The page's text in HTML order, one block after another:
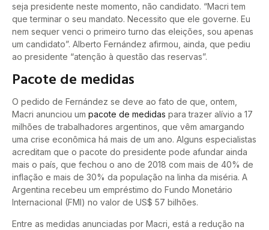
seja presidente neste momento, não candidato. “Macri tem
que terminar o seu mandato. Necessito que ele governe. Eu
nem sequer venci o primeiro turno das eleições, sou apenas
um candidato”. Alberto Fernández afirmou, ainda, que pediu
ao presidente “atenção à questão das reservas”.
Pacote de medidas
O pedido de Fernández se deve ao fato de que, ontem,
Macri anunciou um pacote de medidas para trazer alívio a 17
milhões de trabalhadores argentinos, que vêm amargando
uma crise econômica há mais de um ano. Alguns especialistas
acreditam que o pacote do presidente pode afundar ainda
mais o país, que fechou o ano de 2018 com mais de 40% de
inflação e mais de 30% da população na linha da miséria. A
Argentina recebeu um empréstimo do Fundo Monetário
Internacional (FMI) no valor de US$ 57 bilhões.
Entre as medidas anunciadas por Macri, está a redução na